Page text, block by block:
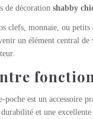
de décoration shabby
clefs, monnaie, ou
un élément central
est un accessoire
et une excellente